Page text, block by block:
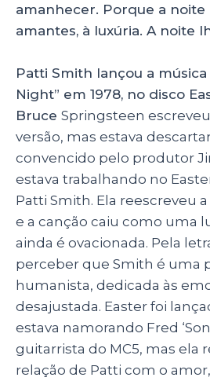
amanhecer. Porque a noite
amantes, à luxúria. A noite
Patti Smith lançou a música
Night” em 1978, no disco
Bruce Springsteen
versão, mas estava
convencido pelo produtor
estava trabalhando no
Patti Smith. Ela reescreveu
e a canção caiu como uma
ainda é ovacionada. Pela
perceber que Smith é uma
humanista, dedicada às
desajustada. Easter foi
estava namorando Fred
guitarrista do MC5, mas ela
relação de Patti com o